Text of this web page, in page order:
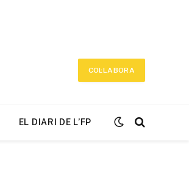
COL·LABORA
EL DIARI DE L’FP